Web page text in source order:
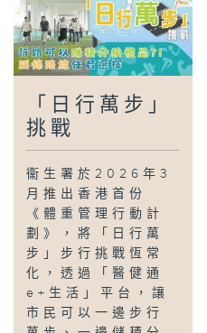
「日行萬步」
挑戰
衞生署於2026年3
月推出香港首份
《體重管理行動計
劃》，將「日行萬
步」步行挑戰恆常
化，透過「醫健通
e+生活」平台，讓
市民可以一邊步行